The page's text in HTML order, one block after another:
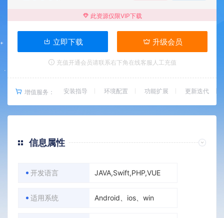
此资源仅限VIP下载
立即下载 升级会员
充值开通会员请联系右下角在线客服人工充值
增值服务： 安装指导 环境配置 功能扩展 更新迭代
信息属性
开发语言 JAVA,Swift,PHP,VUE
适用系统 Android、ios、win